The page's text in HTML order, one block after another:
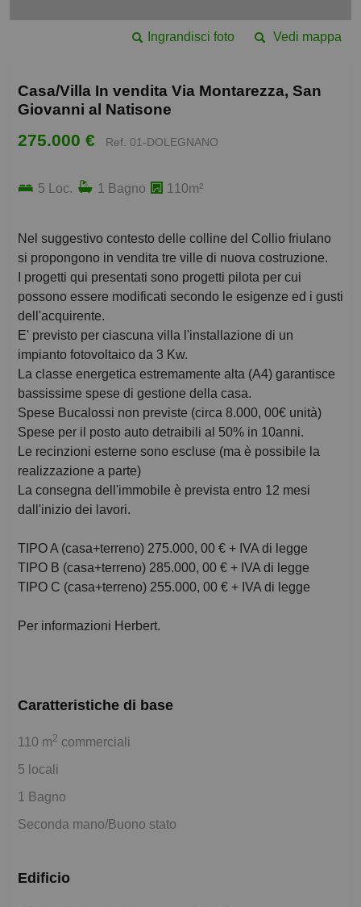
Vedi mappa
Ingrandisci foto
Casa/Villa In vendita Via Montarezza, San
Giovanni al Natisone
275.000 € Ref. 01-DOLEGNANO
5 Loc. 1 Bagno 110m²
Nel suggestivo contesto delle colline del Collio friulano
si propongono in vendita tre ville di nuova costruzione.
I progetti qui presentati sono progetti pilota per cui
possono essere modificati secondo le esigenze ed i gusti
dell'acquirente.
E' previsto per ciascuna villa l'installazione di un
impianto fotovoltaico da 3 Kw.
La classe energetica estremamente alta (A4) garantisce
bassissime spese di gestione della casa.
Spese Bucalossi non previste (circa 8.000, 00€ unità)
Spese per il posto auto detraibili al 50% in 10anni.
Le recinzioni esterne sono escluse (ma è possibile la
realizzazione a parte)
La consegna dell'immobile è prevista entro 12 mesi
dall'inizio dei lavori.
TIPO A (casa+terreno) 275.000, 00 € + IVA di legge
TIPO B (casa+terreno) 285.000, 00 € + IVA di legge
TIPO C (casa+terreno) 255.000, 00 € + IVA di legge
Per informazioni Herbert.
Caratteristiche di base
110 m2 commerciali
5 locali
1 Bagno
Seconda mano/Buono stato
Edificio